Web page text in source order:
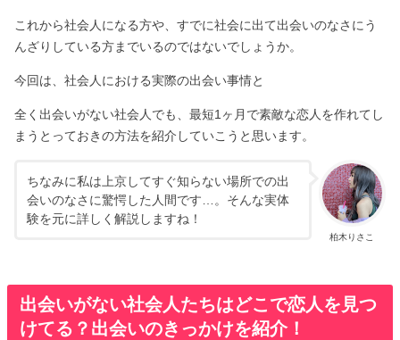
これから社会人になる方や、すでに社会に出て出会いのなさにう
んざりしている方までいるのではないでしょうか。
今回は、社会人における実際の出会い事情と
全く出会いがない社会人でも、最短1ヶ月で素敵な恋人を作れてし
まうとっておきの方法を紹介していこうと思います。
柏木りさこ
ちなみに私は上京してすぐ知らない場所での出
会いのなさに驚愕した人間です…。そんな実体
験を元に詳しく解説しますね！
出会いがない社会人たちはどこで恋人を見つ
けてる？出会いのきっかけを紹介！